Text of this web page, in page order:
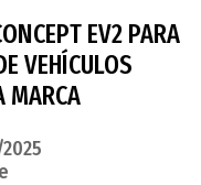
EV2 PARA
VEHÍCULOS
MARCA